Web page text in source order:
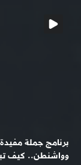
برنامج جملة
وواشنطن.. كيف